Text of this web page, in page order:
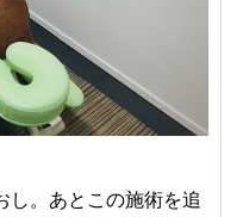
し。あとこの施術を追